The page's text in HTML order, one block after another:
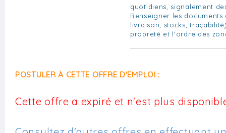
quotidiens, signalement
Renseigner les
livraison, stocks,
propreté et l'ordre des
POSTULER À CETTE OFFRE D'EMPLOI :
Cette offre a expiré et n'est plus